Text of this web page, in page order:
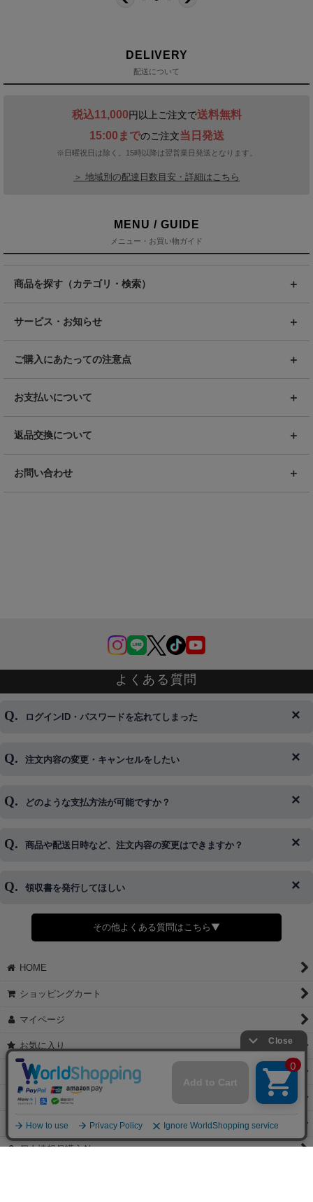
DELIVERY
配送について
税込11,000円以上ご注文で送料無料
15:00までのご注文当日発送
※日曜祝日は除く。15時以降は翌営業日発送となります。
＞ 地域別の配達日数目安・詳細はこちら
MENU / GUIDE
メニュー・お買い物ガイド
商品を探す（カテゴリ・検索）
サービス・お知らせ
ご購入にあたっての注意点
お支払いについて
返品交換について
お問い合わせ
よくある質問
ログインID・パスワードを忘れてしまった
◆下記ページより、ログインIDの変更が可能です。
注文内容の変更・キャンセルをしたい
◆即日発送を行なっている関係上、午後以降のご連絡やキャンセル
※発送後、発送準備が完了しお手続きが間に合わない場合は変更、
どのような支払方法が可能ですか？
◆代金引換・クレジットカード・携帯キャリア決済・おねだり決
商品や配送日時など、注文内容の変更はできますか？
◆商品発送前の変更は承っております。
さい。
領収書を発行してほしい
◆領収書はご希望頂いた場合のみ発行しております。
【これからご注文する場合】
願いします。
②宛名（空欄は上様は不可）
【すでにご注文が完了している場合】
①お電話・メール・LINEにて領収書希望の連絡をお願い致します
②後日、郵送にて領収書を送らせて頂きます。
①マイページから購入履歴→購入内容→領収書発行を選択。
②後日、郵送にて領収書を送らせて頂きます。
その他よくある質問はこちら▼
HOME
ショッピングカート
マイページ
お気に入り
特定商取引法表示
ご利用案内
お問い合せ
個人情報保護方針